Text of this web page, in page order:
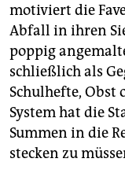
motiviert die
Abfall in ihren
poppig
schließlich als
Schulhefte, Obst
System hat die
Summen in die
stecken zu